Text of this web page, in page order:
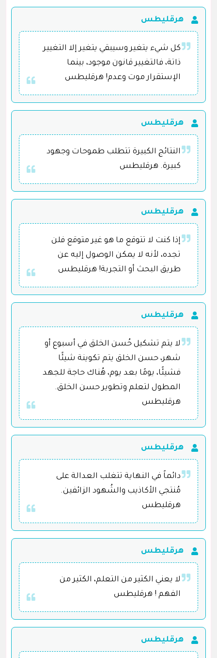
هرقليطس
كل شيء يتغير وسيبقي يتغير إلا التغيير
ذاتة، فالتغيير قانون موجود، بينما
الإستقرار موت وعدم! هرقليطس
هرقليطس
النتائج الكبيرة تتطلب طموحات وجهود
كبيرة. هرقليطس
هرقليطس
إذا كنت لا تتوقع ما هو غير متوقع فلن
تجده، لأنه لا يمكن الوصول إليه عن
طريق البحث أو التجربة! هرقليطس
هرقليطس
لا يتم تشكيل حُسن الخلق في أسبوع أو
شهر، حسن الخلق يتم تكوينة شيئًا
فشيئًا، يومًا بعد يوم، هُناك حاجة للجهد
المطول لتعلم وتطوير حسن الخلق.
هرقليطس
هرقليطس
دائماً في النهاية تتغلب العدالة على
مُنتجي الأكاذيب والشُهود الزائفين.
هرقليطس
هرقليطس
لا يعني الكثير من التعلم، الكثير من
الفهم ! هرقليطس
هرقليطس